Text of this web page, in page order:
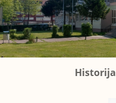
Historija